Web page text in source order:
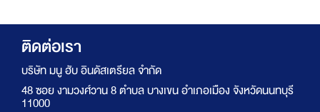
ติดต่อเรา
บริษัท มนู ฮับ อินดัสเตรียล จำกัด
48 ซอย งามวงศ์วาน 8 ตำบล บางเขน อำเภอเมือง จังหวัดนนทบุรี
11000